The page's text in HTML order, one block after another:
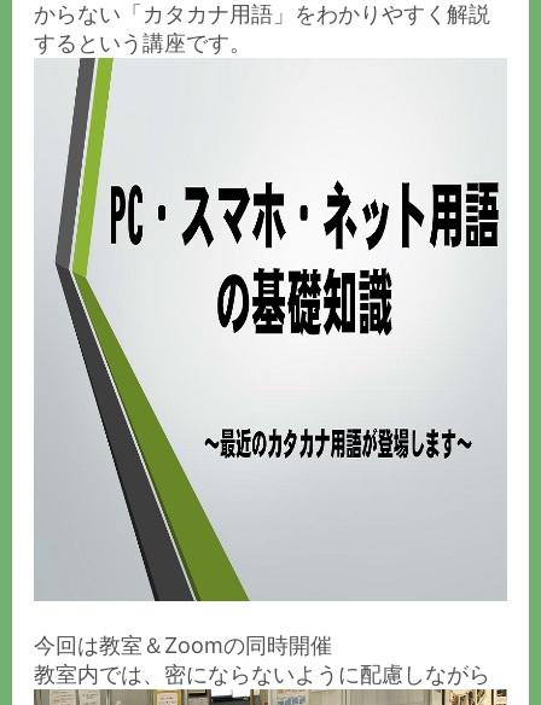
からない「カタカナ用語」をわかりやすく解説
するという講座です。
今回は教室＆Zoomの同時開催
教室内では、密にならないように配慮しながら